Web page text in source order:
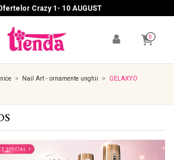
Crazy 1- 10 AUGUST
0
Nail Art - ornamente unghii
GELAXYO